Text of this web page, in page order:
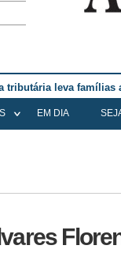
tributária leva famílias
EM DIA